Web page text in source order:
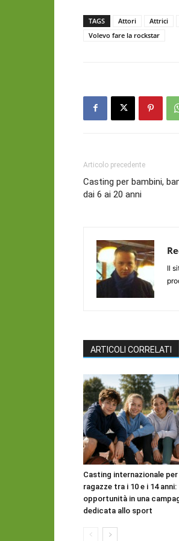
TAGS Attori Attrici
Volevo fare la rockstar
Articolo precedente
Casting per bambini,
dai 6 ai 20 anni
Il
ARTICOLI CORRELATI
Casting internazionale
ragazze tra i 10 e i 14 anni:
opportunità in una
dedicata allo sport